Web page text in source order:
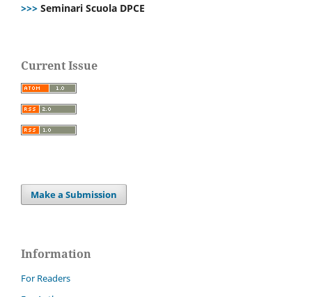
>>> Seminari Scuola DPCE
Current Issue
Make a Submission
Information
For Readers